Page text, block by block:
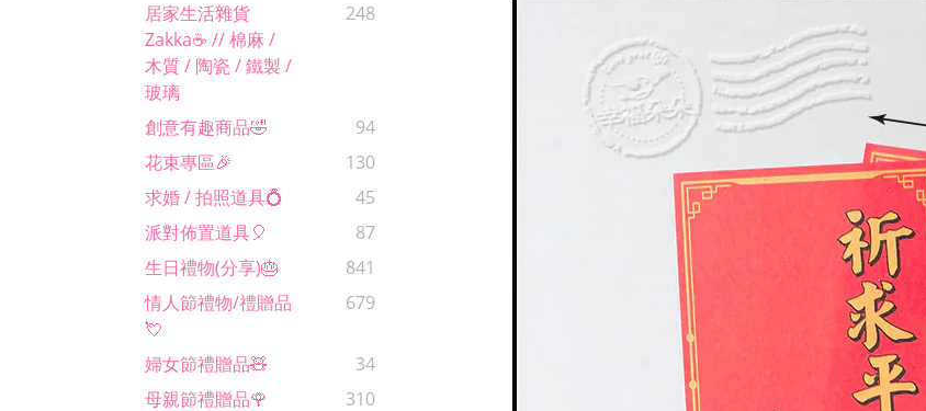
居家生活雜貨
Zakka☕️ // 棉麻 /
木質 / 陶瓷 / 鐵製 /
玻璃
248
創意有趣商品🤣
94
花束專區🎉
130
求婚 / 拍照道具💍
45
派對佈置道具🎈
87
生日禮物(分享)🎂
841
情人節禮物/禮贈品
💘
679
婦女節禮贈品🧸
34
母親節禮贈品🌹
310